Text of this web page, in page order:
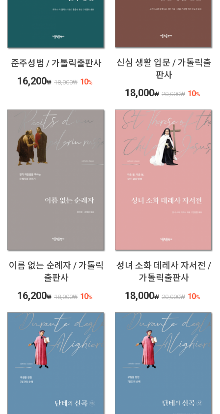
준주성범 / 가톨릭출판사
16,200₩ 18,000₩ 10%
신심 생활 입문 / 가톨릭출
판사
18,000₩ 20,000₩ 10%
이름 없는 순례자 / 가톨릭
출판사
16,200₩ 18,000₩ 10%
성녀 소화 데레사 자서전 /
가톨릭출판사
18,000₩ 20,000₩ 10%